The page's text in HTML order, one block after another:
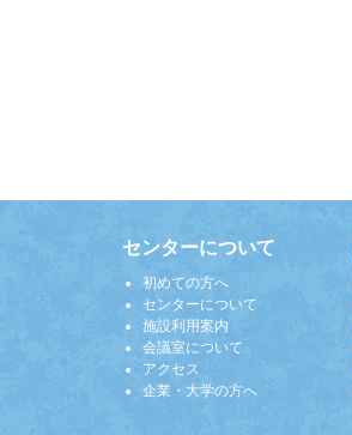
センターについて
初めての方へ
センターについて
施設利用案内
会議室について
アクセス
企業・大学の方へ